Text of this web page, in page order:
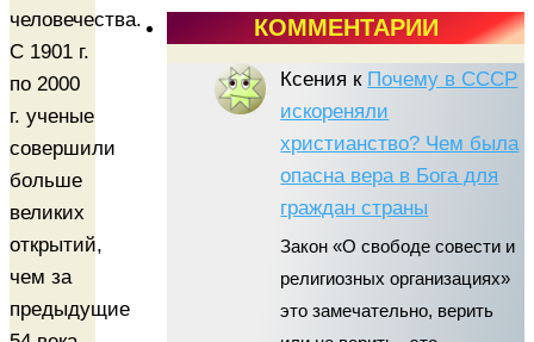
человечества.
С 1901 г.
по 2000
г. ученые
совершили
больше
великих
открытий,
чем за
предыдущие
КОММЕНТАРИИ
Ксения к Почему в СССР
искореняли
христианство? Чем была
опасна вера в Бога для
граждан страны
Закон «О свободе совести и
религиозных организациях»
это замечательно, верить